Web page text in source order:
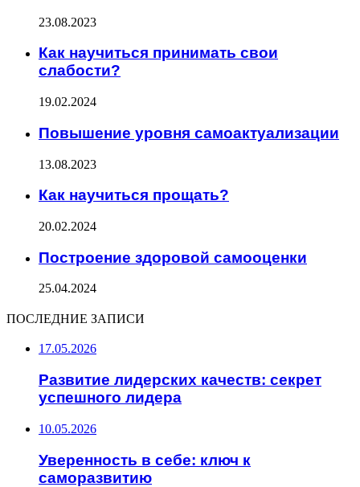
23.08.2023
Как научиться принимать свои
слабости?
19.02.2024
Повышение уровня самоактуализации
13.08.2023
Как научиться прощать?
20.02.2024
Построение здоровой самооценки
25.04.2024
ПОСЛЕДНИЕ ЗАПИСИ
17.05.2026
Развитие лидерских качеств: секрет
успешного лидера
10.05.2026
Уверенность в себе: ключ к
саморазвитию